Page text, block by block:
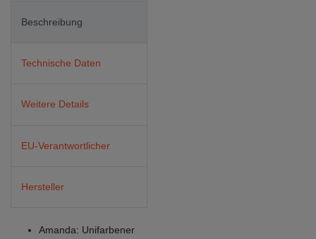
Beschreibung
Technische Daten
Weitere Details
EU-Verantwortlicher
Hersteller
Amanda: Unifarbener